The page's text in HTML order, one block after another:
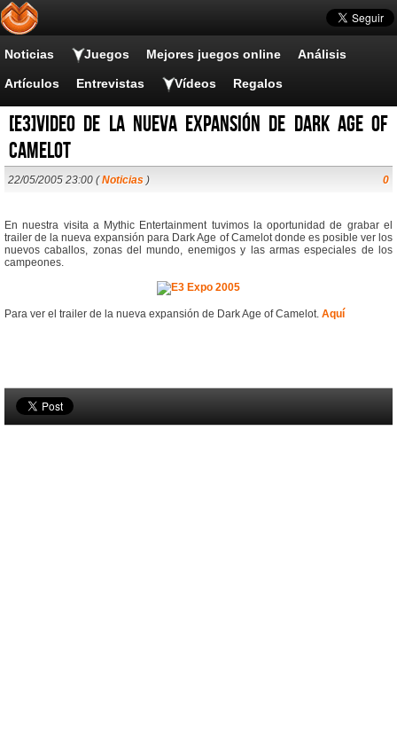
Noticias Juegos Mejores juegos online Análisis
Artículos Entrevistas Vídeos Regalos
[E3]Video de la nueva expansión de Dark Age of
Camelot
22/05/2005 23:00 (Noticias ) 0
En nuestra visita a Mythic Entertainment tuvimos la oportunidad de grabar el
trailer de la nueva expansión para Dark Age of Camelot donde es posible ver los
nuevos caballos, zonas del mundo, enemigos y las armas especiales de los
campeones.
Para ver el trailer de la nueva expansión de Dark Age of Camelot. Aquí